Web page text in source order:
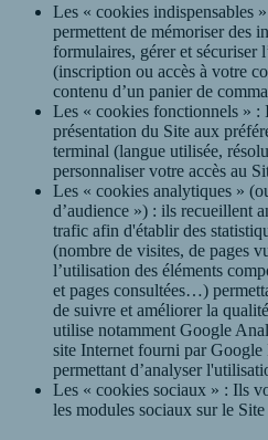
Les « cookies indispensables
permettent de mémoriser des
formulaires, gérer et sécuriser
(inscription ou accès à votre
contenu d’un panier de
Les « cookies fonctionnels » :
présentation du Site aux
terminal (langue utilisée,
personnaliser votre accès au
Les « cookies analytiques »
d’audience ») : ils recueillent
trafic afin d'établir des
(nombre de visites, de pages
l’utilisation des éléments
et pages consultées…)
de suivre et améliorer la
utilise notamment Google
site Internet fourni par
permettant d’analyser
Les « cookies sociaux » : Ils
les modules sociaux sur le